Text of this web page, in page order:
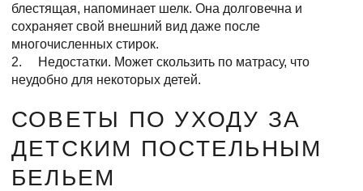
блестящая, напоминает шелк. Она долговечна и
сохраняет свой внешний вид даже после
многочисленных стирок.
2. Недостатки. Может скользить по матрасу, что
неудобно для некоторых детей.
СОВЕТЫ ПО УХОДУ ЗА
ДЕТСКИМ ПОСТЕЛЬНЫМ
БЕЛЬЕМ